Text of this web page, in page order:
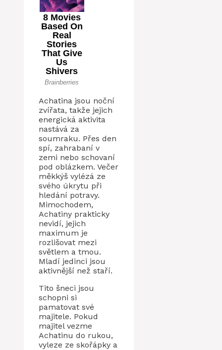
Achatina jsou noční
zvířata, takže jejich
energická aktivita
nastává za
soumraku. Přes den
spí, zahrabaní v
zemi nebo schovaní
pod oblázkem. Večer
měkkýš vylézá ze
svého úkrytu při
hledání potravy.
Mimochodem,
Achatiny prakticky
nevidí, jejich
maximum je
rozlišovat mezi
světlem a tmou.
Mladí jedinci jsou
aktivnější než staří.
Tito šneci jsou
schopni si
pamatovat své
majitele. Pokud
majitel vezme
Achatinu do rukou,
vyleze ze skořápky a